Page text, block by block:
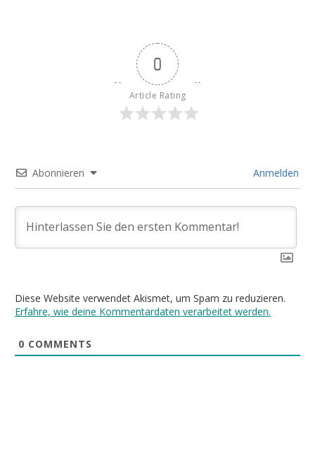
0
Article Rating
Abonnieren Anmelden
Diese Website verwendet Akismet, um Spam zu reduzieren.
Erfahre, wie deine Kommentardaten verarbeitet werden.
0 COMMENTS